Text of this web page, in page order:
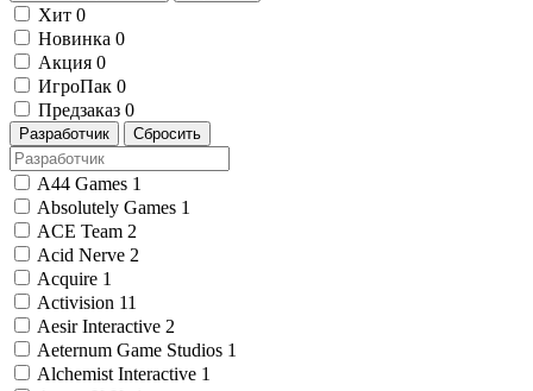
Хит 0
Новинка 0
Акция 0
ИгроПак 0
Предзаказ 0
Разработчик Сбросить
A44 Games 1
Absolutely Games 1
ACE Team 2
Acid Nerve 2
Acquire 1
Activision 11
Aesir Interactive 2
Aeternum Game Studios 1
Alchemist Interactive 1